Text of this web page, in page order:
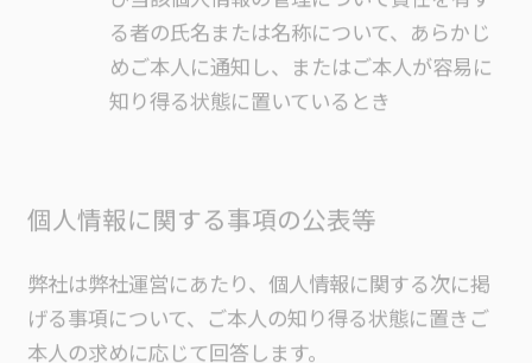
る者の氏名または名称について、あらかじ
めご本人に通知し、またはご本人が容易に
知り得る状態に置いているとき
個人情報に関する事項の公表等
弊社は弊社運営にあたり、個人情報に関する次に掲
げる事項について、ご本人の知り得る状態に置きご
本人の求めに応じて回答します。